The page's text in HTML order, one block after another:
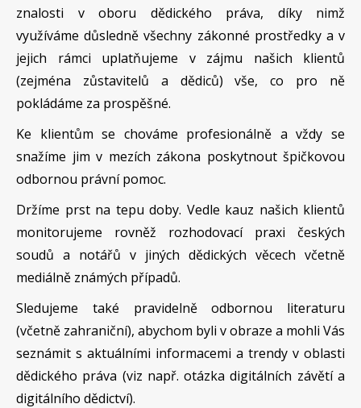
znalosti v oboru dědického práva, díky nimž
využíváme důsledně všechny zákonné prostředky a v
jejich rámci uplatňujeme v zájmu našich klientů
(zejména zůstavitelů a dědiců) vše, co pro ně
pokládáme za prospěšné.
Ke klientům se chováme profesionálně a vždy se
snažíme jim v mezích zákona poskytnout špičkovou
odbornou právní pomoc.
Držíme prst na tepu doby. Vedle kauz našich klientů
monitorujeme rovněž rozhodovací praxi českých
soudů a notářů v jiných dědických věcech včetně
mediálně známých případů.
Sledujeme také pravidelně odbornou literaturu
(včetně zahraniční), abychom byli v obraze a mohli Vás
seznámit s aktuálními informacemi a trendy v oblasti
dědického práva (viz např. otázka digitálních závětí a
digitálního dědictví).